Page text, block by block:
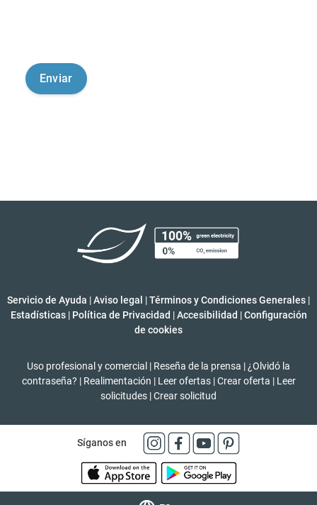
Servicio de Ayuda |Aviso legal |Términos y Condiciones Generales |
Estadísticas | Política de Privacidad | Accesibilidad | Configuración
de cookies
Uso profesional y comercial | Reseña de la prensa | ¿Olvidó la
contraseña? | Realimentación | Leer ofertas | Crear oferta | Leer
solicitudes |Crear solicitud
Síganos en